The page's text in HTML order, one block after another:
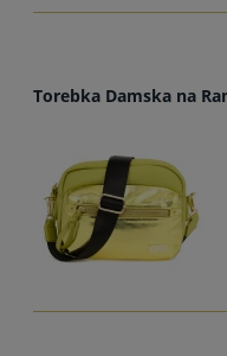
Torebka Damska na